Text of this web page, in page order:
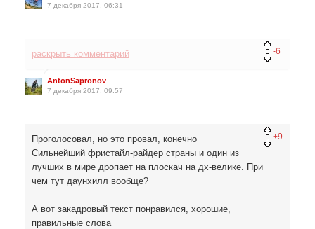
7 декабря 2017, 06:31
-6
раскрыть комментарий
AntonSapronov
7 декабря 2017, 09:57
+9
Проголосовал, но это провал, конечно
Сильнейший фристайл-райдер страны и один из
лучших в мире дропает на плоскач на дх-велике. При
чем тут даунхилл вообще?
А вот закадровый текст понравился, хорошие,
правильные слова